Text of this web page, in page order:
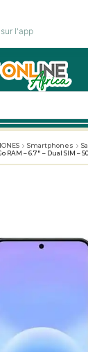
Smartphones
RAM – 6.7″ – Dual SIM –
l'app